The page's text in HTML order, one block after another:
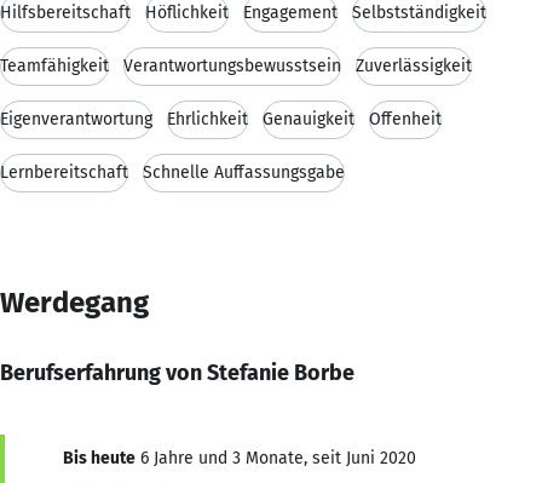
Hilfsbereitschaft Höflichkeit Engagement Selbstständigkeit
Teamfähigkeit Verantwortungsbewusstsein Zuverlässigkeit
Eigenverantwortung Ehrlichkeit Genauigkeit Offenheit
Lernbereitschaft Schnelle Auffassungsgabe
Werdegang
Berufserfahrung von Stefanie Borbe
Bis heute 6 Jahre und 3 Monate, seit Juni 2020